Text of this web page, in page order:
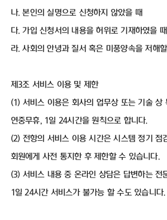
나. 본인의 실명으로 신청하지 않았을 때
다. 가입 신청서의 내용을 허위로 기재하였을 때
라. 사회의 안녕과 질서 혹은 미풍양속을 저해
제3조 서비스 이용 및 제한
(1) 서비스 이용은 회사의 업무상 또는 기술 상
연중무휴, 1일 24시간을 원칙으로 합니다.
(2) 전항의 서비스 이용 시간은 시스템 정기 점
회원에게 사전 통지한 후 제한할 수 있습니다.
(3) 서비스 내용 중 온라인 상담은 답변하는 전
1일 24시간 서비스가 불가능 할 수도 있습니다.